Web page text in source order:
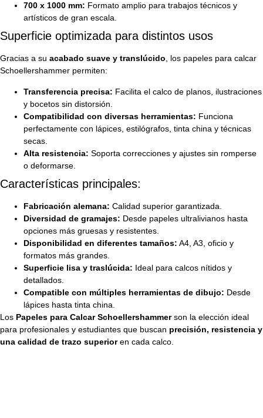
700 x 1000 mm: Formato amplio para trabajos técnicos y
artísticos de gran escala.
Superficie optimizada para distintos usos
Gracias a su acabado suave y translúcido , los papeles para calcar
Schoellershammer permiten:
Transferencia precisa: Facilita el calco de planos, ilustraciones
y bocetos sin distorsión.
Compatibilidad con diversas herramientas: Funciona
perfectamente con lápices, estilógrafos, tinta china y técnicas
secas.
Alta resistencia: Soporta correcciones y ajustes sin romperse
o deformarse.
Características principales:
Fabricación alemana: Calidad superior garantizada.
Diversidad de gramajes: Desde papeles ultralivianos hasta
opciones más gruesas y resistentes.
Disponibilidad en diferentes tamaños: A4, A3, oficio y
formatos más grandes.
Superficie lisa y traslúcida: Ideal para calcos nítidos y
detallados.
Compatible con múltiples herramientas de dibujo: Desde
lápices hasta tinta china.
Los Papeles para Calcar Schoellershammerson la elección ideal
para profesionales y estudiantes que buscan precisión, resistencia y
una calidad de trazo superioren cada calco.